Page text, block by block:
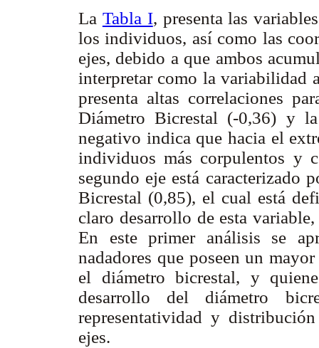
La Tabla I, presenta las
los individuos, así como las
ejes, debido a que ambos
interpretar como la variabilidad
presenta altas correlaciones
Diámetro Bicrestal (-0,36) y
negativo indica que hacia el
individuos más corpulentos y
segundo eje está caracterizado
Bicrestal (0,85), el cual está
claro desarrollo de esta
En este primer análisis se
nadadores que poseen un
el diámetro bicrestal, y
desarrollo del diámetro
representatividad y
ejes.